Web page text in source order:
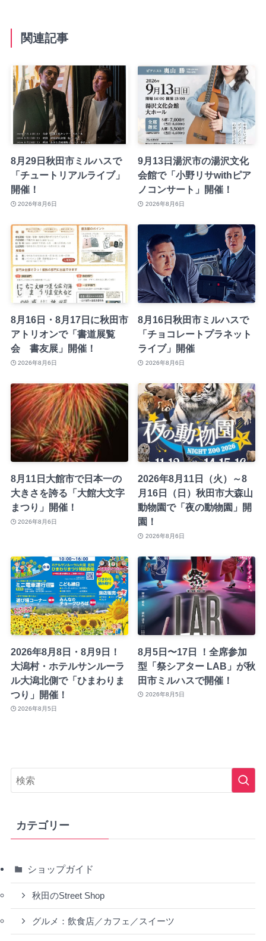
関連記事
8月29日秋田市ミルハスで
「チュートリアルライブ」
開催！
2026年8月6日
9月13日湯沢市の湯沢文化
会館で「小野リサwithピア
ノコンサート」開催！
2026年8月6日
8月16日・8月17日に秋田市
アトリオンで「書道展覧
会 書友展」開催！
2026年8月6日
8月16日秋田市ミルハスで
「チョコレートプラネット
ライブ」開催
2026年8月6日
8月11日大館市で日本一の
大きさを誇る「大館大文字
まつり」開催！
2026年8月6日
2026年8月11日（火）～8
月16日（日）秋田市大森山
動物園で「夜の動物園」開
園！
2026年8月6日
2026年8月8日・8月9日！
大潟村・ホテルサンルーラ
ル大潟北側で「ひまわりま
つり」開催！
2026年8月5日
8月5日〜17日 ！全席参加
型「祭シアター LAB」が秋
田市ミルハスで開催！
2026年8月5日
カテゴリー
ショップガイド
秋田のStreet Shop
グルメ：飲食店／カフェ／スイーツ